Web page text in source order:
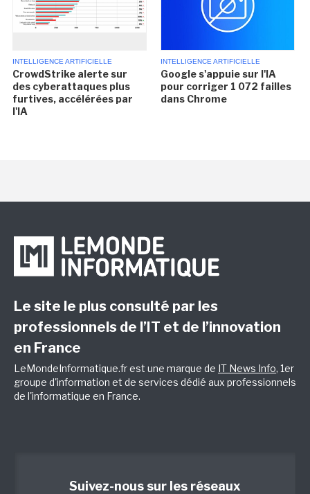
INTELLIGENCE ARTIFICIELLE
CrowdStrike alerte sur
des cyberattaques plus
furtives, accélérées par
l'IA
INTELLIGENCE ARTIFICIELLE
Google s'appuie sur l'IA
pour corriger 1 072 failles
dans Chrome
Le site le plus consulté par les
professionnels de l’IT et de l’innovation
en France
LeMondeInformatique.fr est une marque de IT News Info, 1er
groupe d'information et de services dédié aux professionnels
de l'informatique en France.
Suivez-nous sur les réseaux